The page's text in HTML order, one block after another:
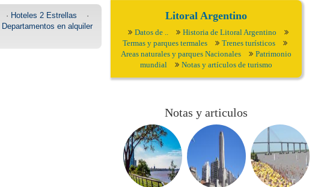
· Hoteles 2 Estrellas ·
Departamentos en alquiler
Litoral Argentino
Datos de ..
Historia de Litoral Argentino
Termas y parques termales
Trenes turísticos
Areas naturales y parques Nacionales
Patrimonio
mundial
Notas y artículos de turismo
Notas y articulos